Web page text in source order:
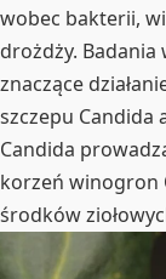
wobec bakterii,
drożdży. Badania
znaczące
szczepu Candida
Candida
korzeń winogron
środków